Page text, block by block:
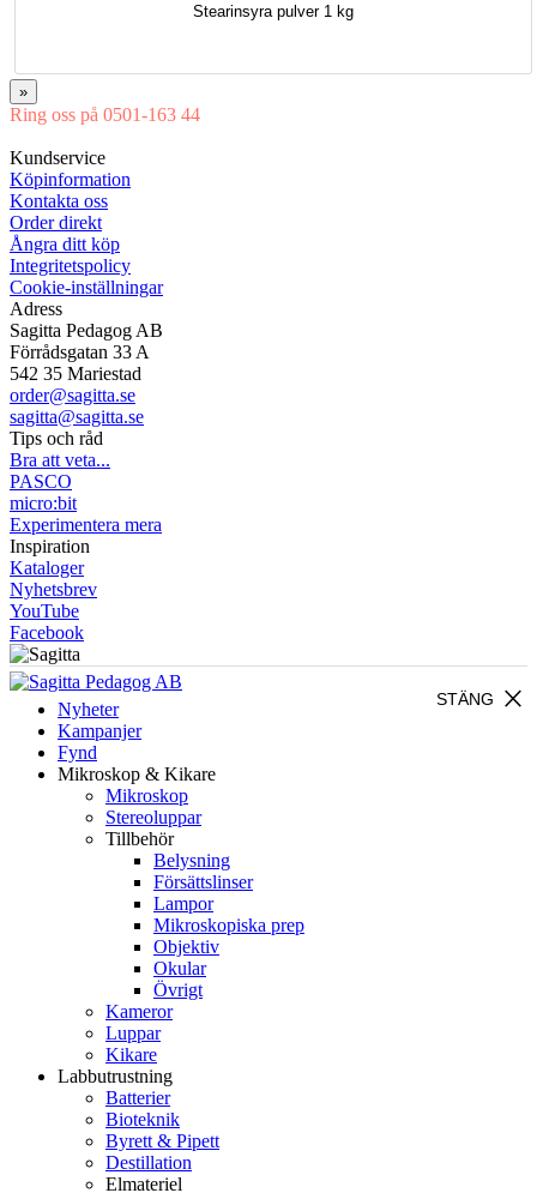
Stearinsyra pulver 1 kg
»
Ring oss på 0501-163 44
Kundservice
Köpinformation
Kontakta oss
Order direkt
Ångra ditt köp
Integritetspolicy
Cookie-inställningar
Adress
Sagitta Pedagog AB
Förrådsgatan 33 A
542 35 Mariestad
order@sagitta.se
sagitta@sagitta.se
Tips och råd
Bra att veta...
PASCO
micro:bit
Experimentera mera
Inspiration
Kataloger
Nyhetsbrev
YouTube
Facebook
close
STÄNG
Nyheter
Kampanjer
Fynd
Mikroskop & Kikare
Mikroskop
Stereoluppar
Tillbehör
Belysning
Försättslinser
Lampor
Mikroskopiska prep
Objektiv
Okular
Övrigt
Kameror
Luppar
Kikare
Labbutrustning
Batterier
Bioteknik
Byrett & Pipett
Destillation
Elmateriel